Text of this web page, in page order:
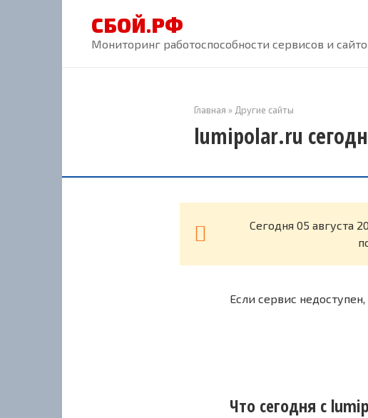
СБОЙ.РФ
Мониторинг работоспособности сервисов и
Главная » Другие сайты
lumipolar.ru
Cегодня 05 августа
Если сервис
Что сегодня с